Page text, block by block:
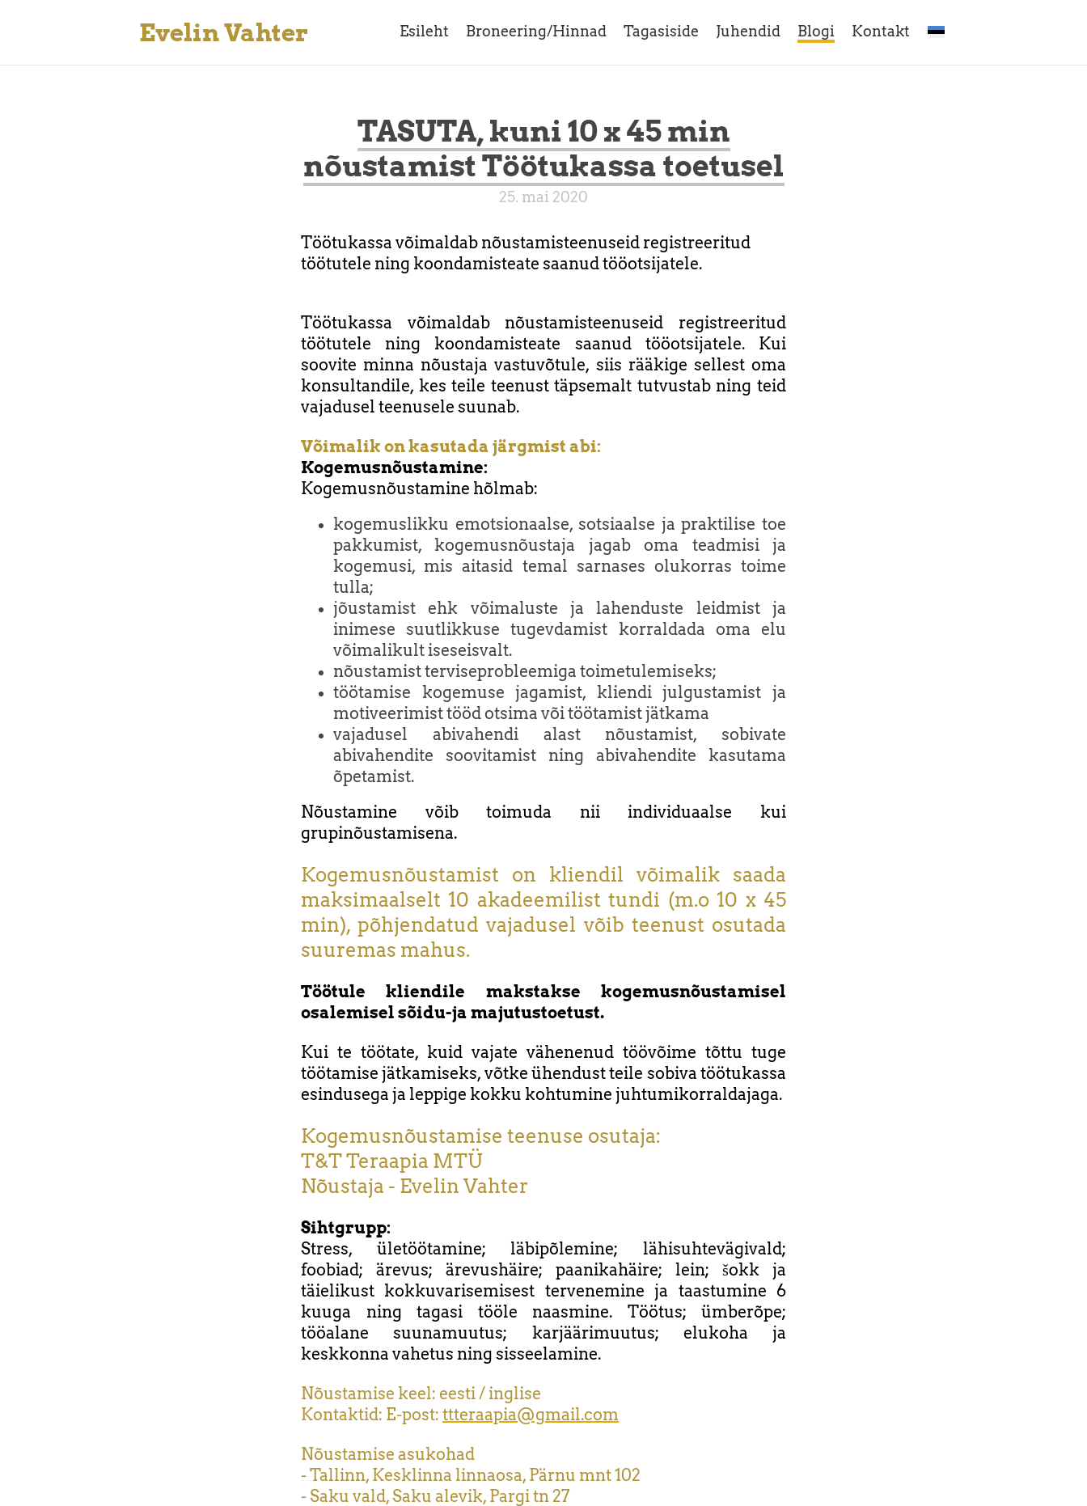
Evelin Vahter Esileht Broneering/Hinnad Tagasiside Juhendid Blogi Kontakt
TASUTA, kuni 10 x 45 min
nõustamist Töötukassa toetusel
25. mai 2020
Töötukassa võimaldab nõustamisteenuseid registreeritud
töötutele ning koondamisteate saanud tööotsijatele.
Töötukassa võimaldab nõustamisteenuseid registreeritud
töötutele ning koondamisteate saanud tööotsijatele. Kui
soovite minna nõustaja vastuvõtule, siis rääkige sellest oma
konsultandile, kes teile teenust täpsemalt tutvustab ning teid
vajadusel teenusele suunab.
Võimalik on kasutada järgmist abi:
Kogemusnõustamine:
Kogemusnõustamine hõlmab:
kogemuslikku emotsionaalse, sotsiaalse ja praktilise toe
pakkumist, kogemusnõustaja jagab oma teadmisi ja
kogemusi, mis aitasid temal sarnases olukorras toime
tulla;
jõustamist ehk võimaluste ja lahenduste leidmist ja
inimese suutlikkuse tugevdamist korraldada oma elu
võimalikult iseseisvalt.
nõustamist terviseprobleemiga toimetulemiseks;
töötamise kogemuse jagamist, kliendi julgustamist ja
motiveerimist tööd otsima või töötamist jätkama
vajadusel abivahendi alast nõustamist, sobivate
abivahendite soovitamist ning abivahendite kasutama
õpetamist.
Nõustamine võib toimuda nii individuaalse kui
grupinõustamisena.
Kogemusnõustamist on kliendil võimalik saada
maksimaalselt 10 akadeemilist tundi (m.o 10 x 45
min), põhjendatud vajadusel võib teenust osutada
suuremas mahus.
Töötule kliendile makstakse kogemusnõustamisel
osalemisel sõidu-ja majutustoetust.
Kui te töötate, kuid vajate vähenenud töövõime tõttu tuge
töötamise jätkamiseks, võtke ühendust teile sobiva töötukassa
esindusega ja leppige kokku kohtumine juhtumikorraldajaga.
Kogemusnõustamise teenuse osutaja:
T&T Teraapia MTÜ
Nõustaja - Evelin Vahter
Sihtgrupp:
Stress, ületöötamine; läbipõlemine; lähisuhtevägivald;
foobiad; ärevus; ärevushäire; paanikahäire; lein; šokk ja
täielikust kokkuvarisemisest tervenemine ja taastumine 6
kuuga ning tagasi tööle naasmine. Töötus; ümberõpe;
tööalane suunamuutus; karjäärimuutus; elukoha ja
keskkonna vahetus ning sisseelamine.
Nõustamise keel: eesti / inglise
Kontaktid: E-post: ttteraapia@gmail.com
Nõustamise asukohad
- Tallinn, Kesklinna linnaosa, Pärnu mnt 102
- Saku vald, Saku alevik, Pargi tn 27